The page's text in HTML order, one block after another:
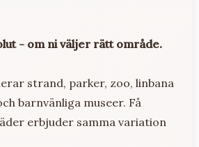
- om ni väljer rätt område.
strand, parker, zoo, linbana
barnvänliga museer. Få
erbjuder samma variation